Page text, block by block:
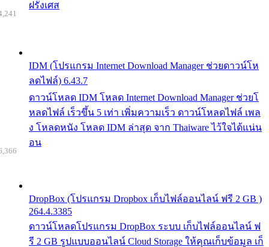
ฝรั่งเศส
IDM (โปรแกรม Internet Download Manager ช่วยดาวน์โห
ลดไฟล์) 6.43.7
ดาวน์โหลด IDM โหลด Internet Download Manager ช่วยโ
หลดไฟล์ เร็วขึ้น 5 เท่า เพิ่มความเร็ว ดาวน์โหลดไฟล์ เพล
ง โหลดหนัง โหลด IDM ล่าสุด จาก Thaiware ไว้ใจได้แน่น
อน
DropBox (โปรแกรม Dropbox เก็บไฟล์ออนไลน์ ฟรี 2 GB )
264.4.3385
ดาวน์โหลดโปรแกรม DropBox ระบบ เก็บไฟล์ออนไลน์ ฟ
รี 2 GB รูปแบบออนไลน์ Cloud Storage ให้คุณเก็บข้อมูล เก็